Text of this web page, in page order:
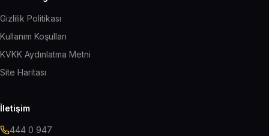
Gizlilik Politikası
Kullanım Koşulları
KVKK Aydınlatma Metni
Site Haritası
İletişim
444 0 947